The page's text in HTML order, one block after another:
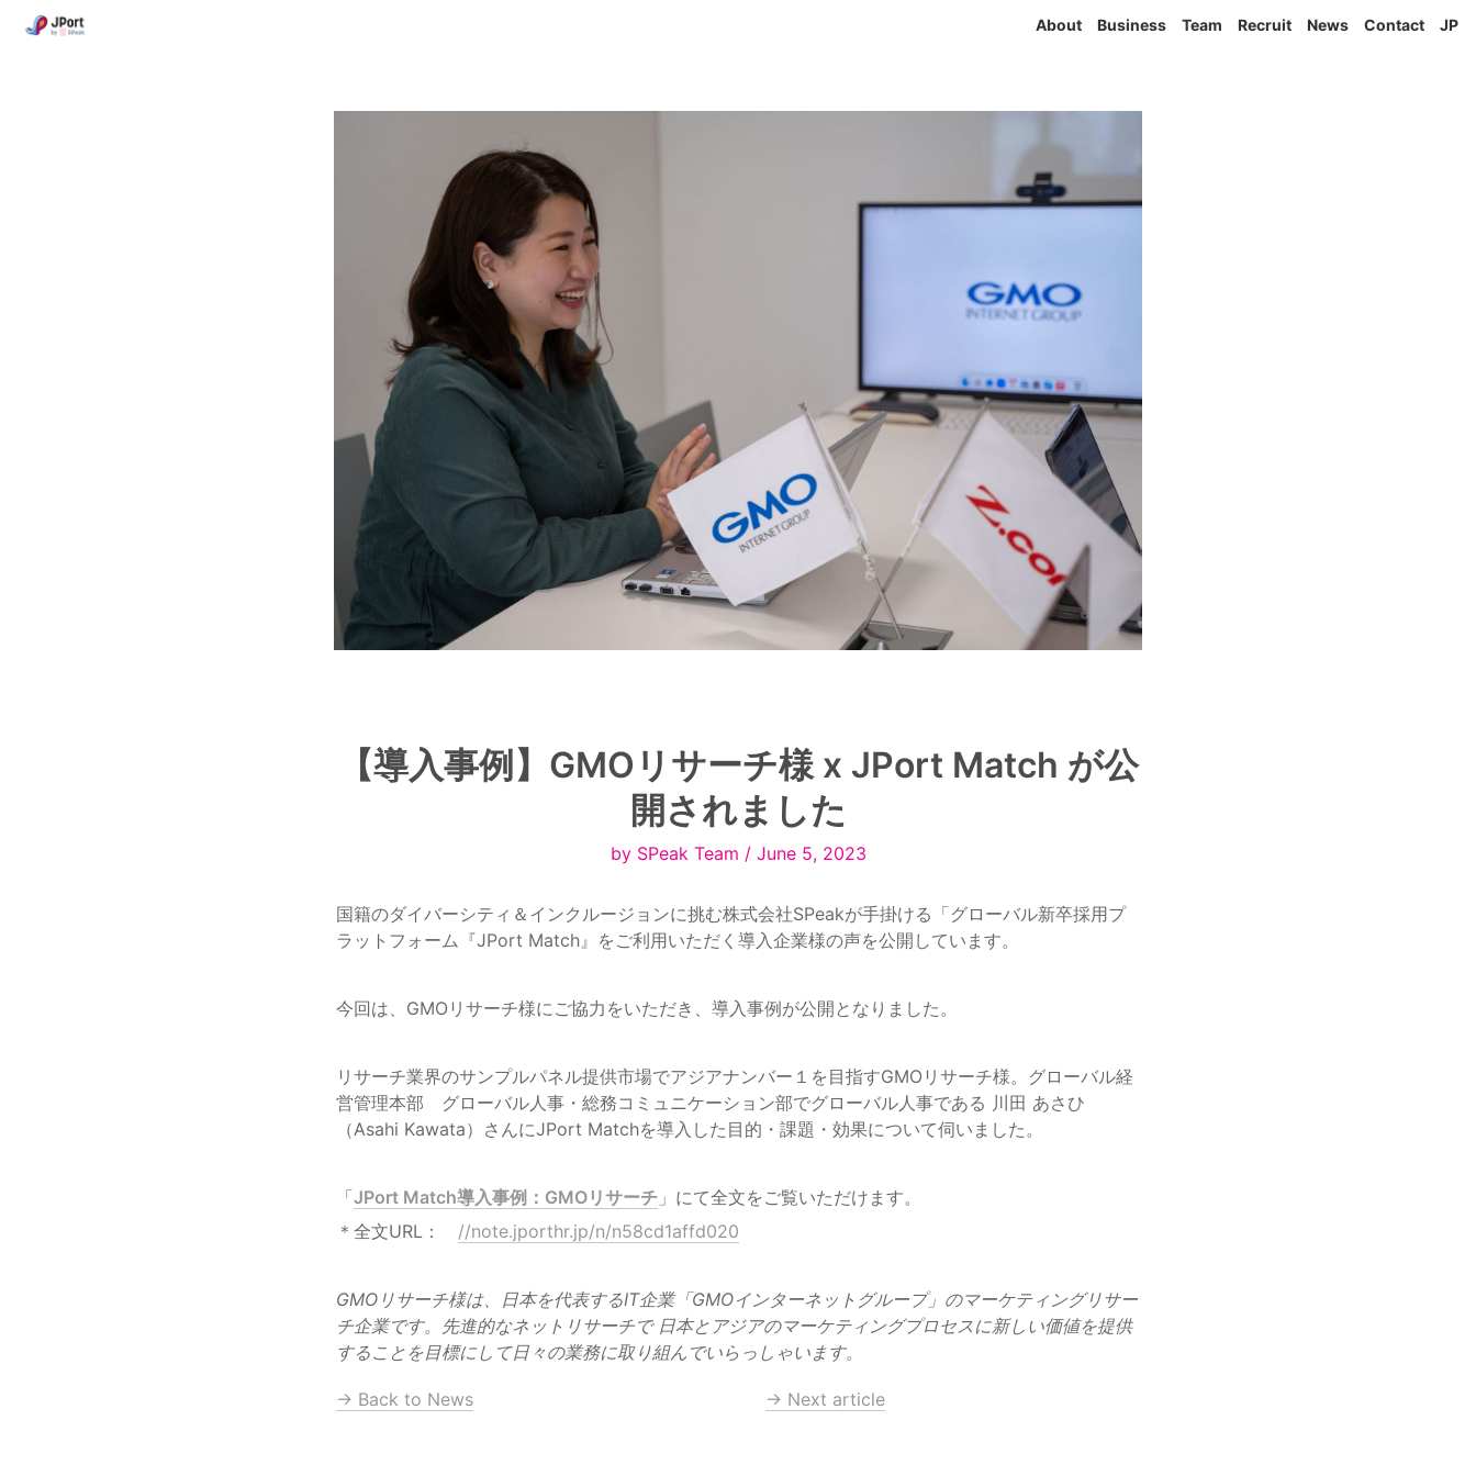
About Business Team Recruit News Contact JP
【導入事例】GMOリサーチ様 x JPort Match が公
開されました
by SPeak Team / June 5, 2023
国籍のダイバーシティ＆インクルージョンに挑む株式会社SPeakが手掛ける「グローバル新卒採用プ
ラットフォーム『JPort Match』をご利用いただく導入企業様の声を公開しています。
リサーチ業界のサンプルパネル提供市場でアジアナンバー１を目指すGMOリサーチ様。グローバル経
営管理本部　グローバル人事・総務コミュニケーション部でグローバル人事である 川田 あさひ
「JPort Match導入事例：GMOリサーチ 」にて全文をご覧いただけます。
＊全文URL： //note.jporthr.jp/n/n58cd1affd020
GMOリサーチ様は、日本を代表するIT企業「GMOインターネットグループ」のマーケティングリサー
チ企業です。先進的なネットリサーチで 日本とアジアのマーケティングプロセスに新しい価値を提供
することを目標にして日々の業務に取り組んでいらっしゃいます。
→ Back to News → Next article